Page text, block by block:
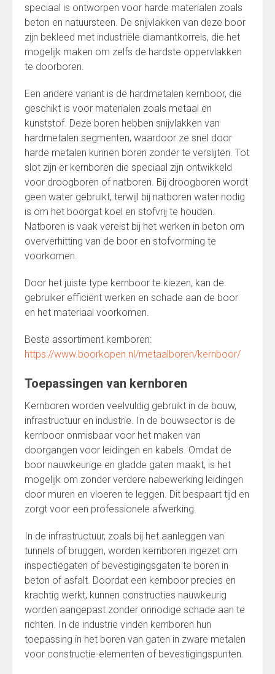
speciaal is ontworpen voor harde materialen zoals
beton en natuursteen. De snijvlakken van deze boor
zijn bekleed met industriële diamantkorrels, die het
mogelijk maken om zelfs de hardste oppervlakken
te doorboren.
Een andere variant is de hardmetalen kernboor, die
geschikt is voor materialen zoals metaal en
kunststof. Deze boren hebben snijvlakken van
hardmetalen segmenten, waardoor ze snel door
harde metalen kunnen boren zonder te verslijten. Tot
slot zijn er kernboren die speciaal zijn ontwikkeld
voor droogboren of natboren. Bij droogboren wordt
geen water gebruikt, terwijl bij natboren water nodig
is om het boorgat koel en stofvrij te houden.
Natboren is vaak vereist bij het werken in beton om
oververhitting van de boor en stofvorming te
voorkomen.
Door het juiste type kernboor te kiezen, kan de
gebruiker efficiënt werken en schade aan de boor
en het materiaal voorkomen.
Beste assortiment kernboren:
https://www.boorkopen.nl/metaalboren/kernboor/
Toepassingen van kernboren
Kernboren worden veelvuldig gebruikt in de bouw,
infrastructuur en industrie. In de bouwsector is de
kernboor onmisbaar voor het maken van
doorgangen voor leidingen en kabels. Omdat de
boor nauwkeurige en gladde gaten maakt, is het
mogelijk om zonder verdere nabewerking leidingen
door muren en vloeren te leggen. Dit bespaart tijd en
zorgt voor een professionele afwerking.
In de infrastructuur, zoals bij het aanleggen van
tunnels of bruggen, worden kernboren ingezet om
inspectiegaten of bevestigingsgaten te boren in
beton of asfalt. Doordat een kernboor precies en
krachtig werkt, kunnen constructies nauwkeurig
worden aangepast zonder onnodige schade aan te
richten. In de industrie vinden kernboren hun
toepassing in het boren van gaten in zware metalen
voor constructie-elementen of bevestigingspunten.